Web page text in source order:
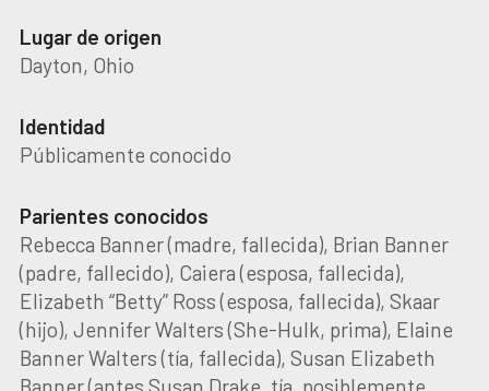
Lugar de origen
Dayton, Ohio
Identidad
Públicamente conocido
Parientes conocidos
Rebecca Banner (madre, fallecida), Brian Banner
(padre, fallecido), Caiera (esposa, fallecida),
Elizabeth “Betty” Ross (esposa, fallecida), Skaar
(hijo), Jennifer Walters (She-Hulk, prima), Elaine
Banner Walters (tía, fallecida), Susan Elizabeth